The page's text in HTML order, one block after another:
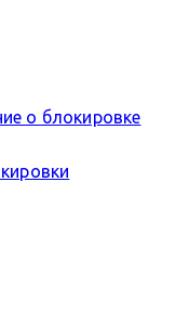
о блокировке